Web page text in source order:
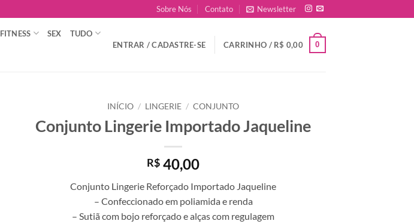
Sobre Nós Contato Newsletter
FITNESS SEX
TUDO
ENTRAR / CADASTRE-SE
CARRINHO / R$ 0,00 0
INÍCIO / LINGERIE / CONJUNTO
Conjunto Lingerie Importado Jaqueline
R$ 40,00
Conjunto Lingerie Reforçado Importado Jaqueline
– Confeccionado em poliamida e renda
– Sutiã com bojo reforçado e alças com regulagem